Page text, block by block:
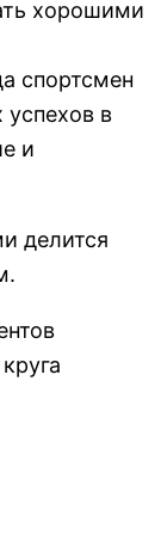
хорошими
спортсмен
успехов в
и
делится